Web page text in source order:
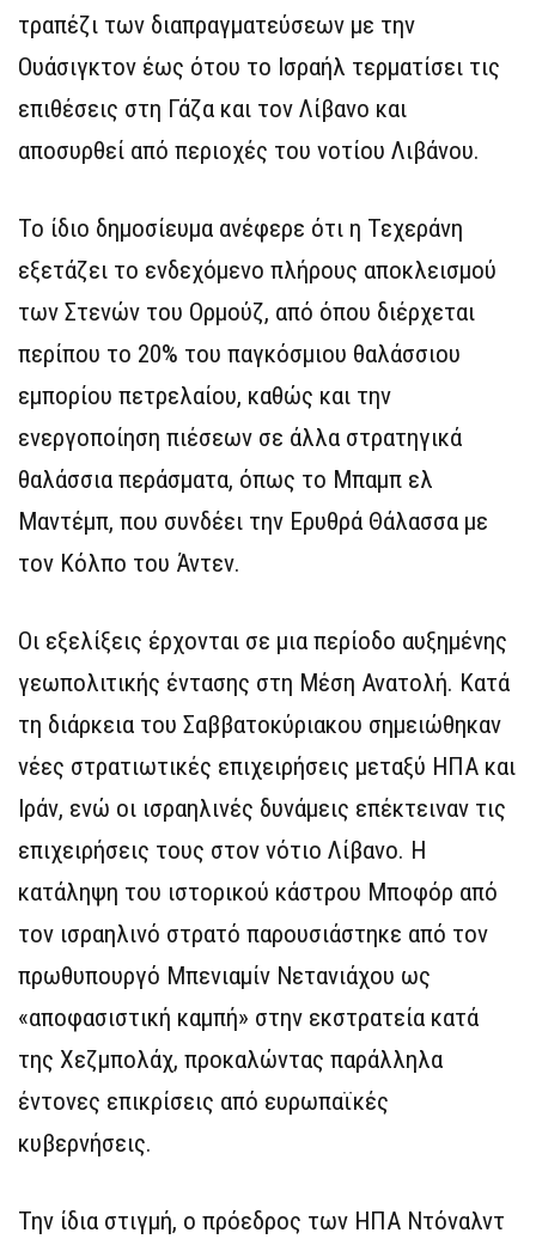
τραπέζι των διαπραγματεύσεων με την
Ουάσιγκτον έως ότου το Ισραήλ τερματίσει τις
επιθέσεις στη Γάζα και τον Λίβανο και
αποσυρθεί από περιοχές του νοτίου Λιβάνου.
Το ίδιο δημοσίευμα ανέφερε ότι η Τεχεράνη
εξετάζει το ενδεχόμενο πλήρους αποκλεισμού
των Στενών του Ορμούζ, από όπου διέρχεται
περίπου το 20% του παγκόσμιου θαλάσσιου
εμπορίου πετρελαίου, καθώς και την
ενεργοποίηση πιέσεων σε άλλα στρατηγικά
θαλάσσια περάσματα, όπως το Μπαμπ ελ
Μαντέμπ, που συνδέει την Ερυθρά Θάλασσα με
τον Κόλπο του Άντεν.
Οι εξελίξεις έρχονται σε μια περίοδο αυξημένης
γεωπολιτικής έντασης στη Μέση Ανατολή. Κατά
τη διάρκεια του Σαββατοκύριακου σημειώθηκαν
νέες στρατιωτικές επιχειρήσεις μεταξύ ΗΠΑ και
Ιράν, ενώ οι ισραηλινές δυνάμεις επέκτειναν τις
επιχειρήσεις τους στον νότιο Λίβανο. Η
κατάληψη του ιστορικού κάστρου Μποφόρ από
τον ισραηλινό στρατό παρουσιάστηκε από τον
πρωθυπουργό Μπενιαμίν Νετανιάχου ως
«αποφασιστική καμπή» στην εκστρατεία κατά
της Χεζμπολάχ, προκαλώντας παράλληλα
έντονες επικρίσεις από ευρωπαϊκές
κυβερνήσεις.
Την ίδια στιγμή, ο πρόεδρος των ΗΠΑ Ντόναλντ